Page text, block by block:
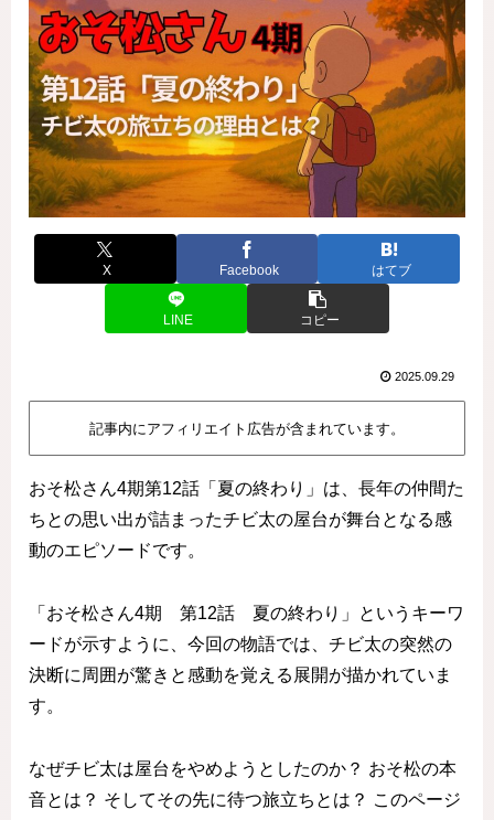
X Facebook はてブ
LINE コピー
2025.09.29
記事内にアフィリエイト広告が含まれています。
おそ松さん4期第12話「夏の終わり」は、長年の仲間た
ちとの思い出が詰まったチビ太の屋台が舞台となる感
動のエピソードです。
「おそ松さん4期 第12話 夏の終わり」というキーワ
ードが示すように、今回の物語では、チビ太の突然の
決断に周囲が驚きと感動を覚える展開が描かれていま
す。
なぜチビ太は屋台をやめようとしたのか？ おそ松の本
音とは？ そしてその先に待つ旅立ちとは？ このページ